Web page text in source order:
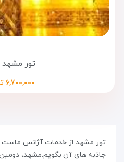
تور مشهد
۶,۷۰۰,۰۰۰
تور مشهد از خدمات آژانس ماست
جاذبه های آن بگویم.مشهد،